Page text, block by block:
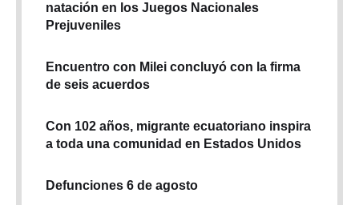
natación en los Juegos Nacionales
Prejuveniles
Encuentro con Milei concluyó con la firma
de seis acuerdos
Con 102 años, migrante ecuatoriano inspira
a toda una comunidad en Estados Unidos
Defunciones 6 de agosto